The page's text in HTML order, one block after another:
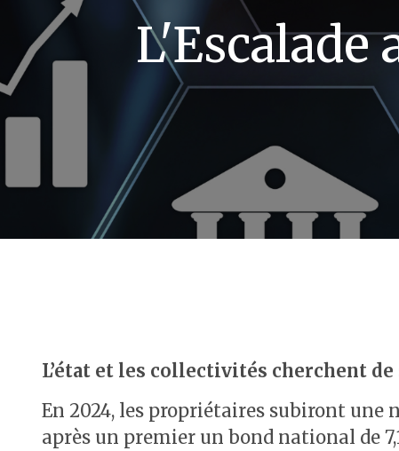
L'Escalade
L’état et les collectivités cherchent
En 2024, les propriétaires subiront une
après un premier un bond national de